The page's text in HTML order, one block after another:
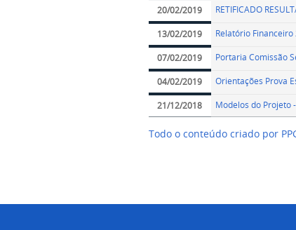
20/02/2019 RETIFICADO
13/02/2019 Relatório Financeiro
07/02/2019 Portaria Comissão
04/02/2019 Orientações Prova
21/12/2018 Modelos do Projeto
Todo o conteúdo criado por